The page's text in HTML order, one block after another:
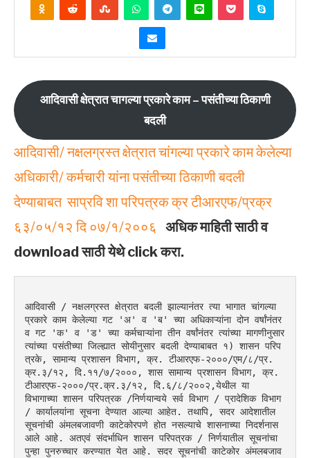
आदिवासी क्षेत्रात चागल्या प्रकारे काम – पसंतीच्या ठिकाणी
बदली
आदिवासी/ नक्षलग्रस्त क्षेत्रात चांगल्या प्रकारे काम केलेल्या
अधिकारी/ कर्मचारी यांना पसंतीच्या ठिकाणी बदली
देण्याबाबत साप्रवि शा परिपत्रक क्र टीआरएफ/प्रक्र
६३/०५/१२ दि ०७/१/२००६ अधिक माहिती साठी व
download साठी येथे click करा.
आदिवासी / नक्षलग्रस्त क्षेत्रात बदली झाल्यानंतर त्या भागात चांगल्या
प्रकारे काम केलेल्या गट 'अ' व 'ब' च्या अधिकाऱ्यांना दोन वर्षांनंतर
व गट 'क' व 'ड' च्या कर्मचाऱ्यांना तीन वर्षांनंतर त्यांच्या मागणीनुसार
त्यांच्या पसंतीच्या जिल्ह्यात सोयीनुसार बदली देण्याबाबत १) शासन परिप
त्रके, सामान्य प्रशासन विभाग, क्र. टीआरएफ-२०००/एम/८/प्र.
क्र.३/१२, दि.११/७/२०००, शास सामान्य प्रशासन विभाग, क्र.
टीआरएफ-२०००/प्र.क्र.३/१२, दि.६/८/२००२,येथील या
विभागाच्या शासन परिपत्रक /निर्णयान्वये सर्व विभाग / प्रादेशिक विभाग
/ कार्यालयांना सूचना देण्यात आल्या आहेत. तथापि, सदर आदेशातील
सूचनांची अंमलबजावणी काटेकोरपणे होत नसल्याचे शासनाच्या निदर्शनास
आले आहे. अतएवं संदर्भाधिन शासन परिपत्रक / निर्णयातील सूचनांचा
पुन्हा पुनरुच्चार करण्यात येत आहे. सदर सूचनांची काटेकोर अंमलबजाव